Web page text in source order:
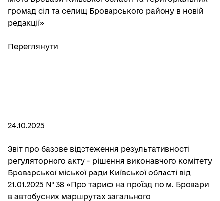
громад сіл та селищ Броварського району в новій
редакції»
Переглянути
24.10.2025
Звіт про базове відстеження результативності
регуляторного акту - рішення виконавчого комітету
Броварської міської ради Київської області від
21.01.2025 № 38 «Про тариф на проїзд по м. Бровари
в автобусних маршрутах загального